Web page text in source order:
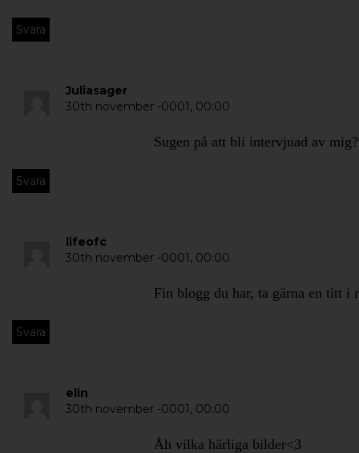
Svara
Juliasager
30th november -0001, 00:00
Sugen på att bli intervjuad av
Svara
lifeofc
30th november -0001, 00:00
Fin blogg du har, ta gärna en titt i
Svara
elin
30th november -0001, 00:00
Åh vilka härliga bilder<3